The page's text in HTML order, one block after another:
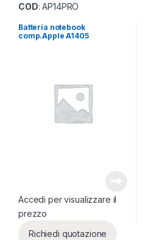
COD: AP14PRO
Batteria notebook
comp.Apple A1405
Accedi per visualizzare il
prezzo
Richiedi quotazione